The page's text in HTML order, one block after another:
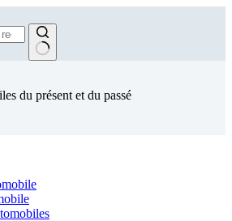
du présent et du passé